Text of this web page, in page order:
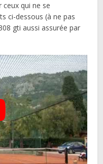
qui ne se
ci-dessous (à ne pas
gti aussi assurée par